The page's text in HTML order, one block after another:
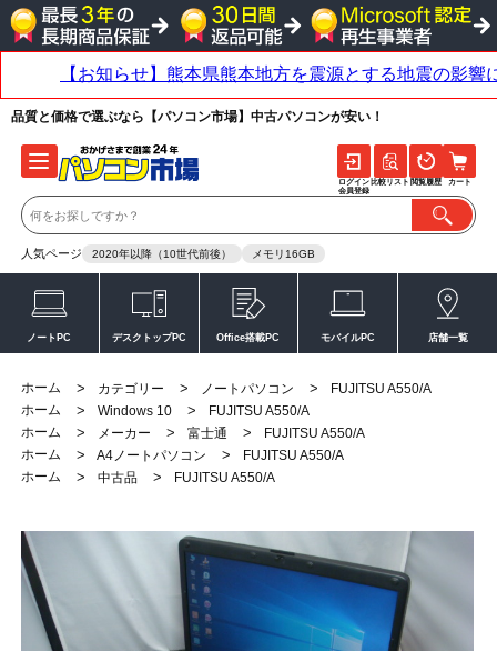
品質と価格で選ぶなら【パソコン市場】中古パソコンが安い！
人気ページ 2020年以降（10世代前後） メモリ16GB
ログイン
会員登録
比較リスト 閲覧履歴 カート
ノートPC デスクトップPC Office搭載PC モバイルPC 店舗一覧
ホーム > カテゴリー > ノートパソコン >
FUJITSU A550/A
ホーム
> Windows 10 >
FUJITSU A550/A
ホーム
> メーカー > 富士通 >
FUJITSU A550/A
ホーム
> A4ノートパソコン >
FUJITSU A550/A
ホーム
> 中古品 > FUJITSU A550/A